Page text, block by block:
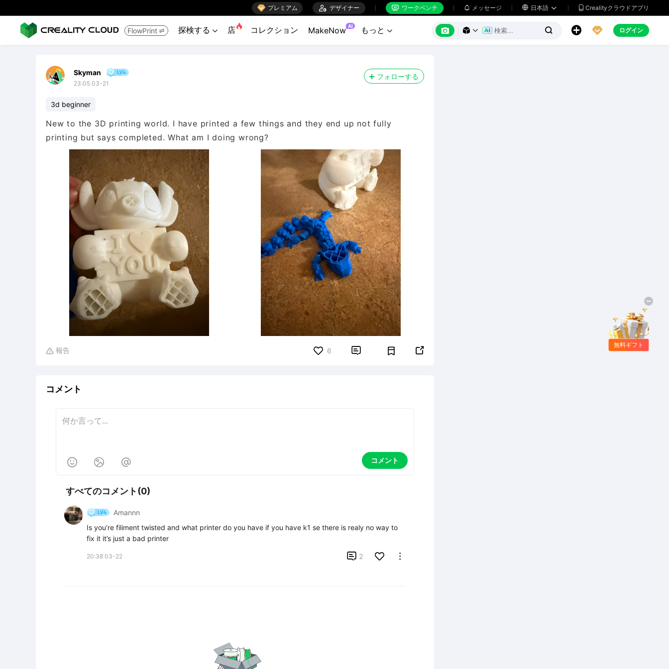
 プレミアム  デザイナー  ワークベンチ  メッセージ  日本語   Crealityクラウドアプリ
FlowPrint  探検する  店 コレクション MakeNow AI もっと        ログイン
Skyman
23:05 03-21
フォローする
3d beginner
New to the 3D printing world. I have printed a few things and they end up not fully
 報告 6  
コメント
   コメント
すべてのコメント(0)
Amannn
Is you’re filiment twisted and what printer do you have if you have k1 se there is realy no way to
fix it it’s just a bad printer
20:38 03-22  2 
無料ギフト